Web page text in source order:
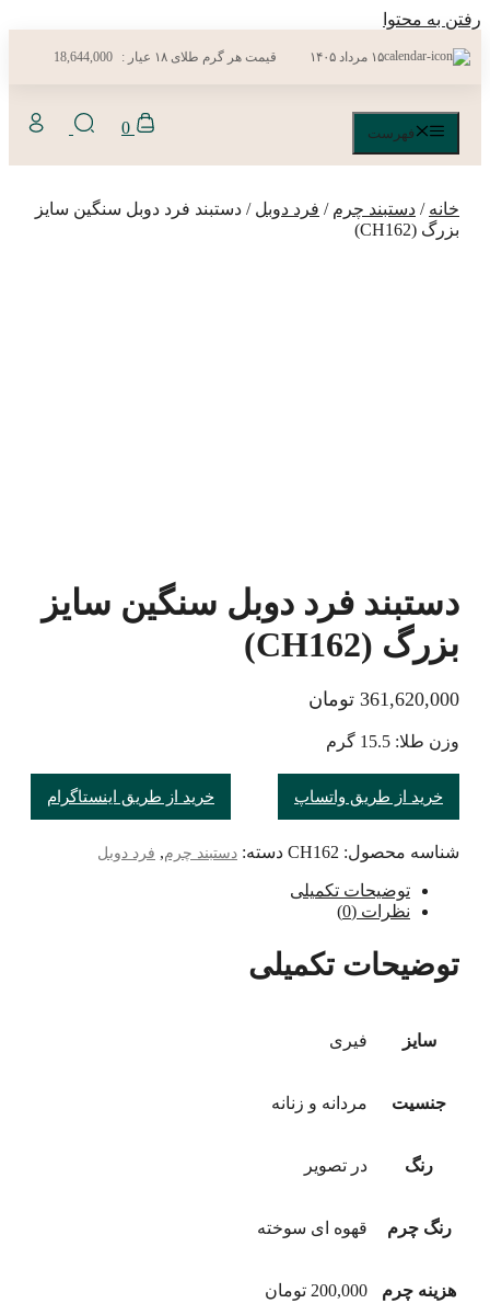
رفتن به محتوا
۱۵ مرداد ۱۴۰۵ قیمت هر گرم طلای ۱۸ عیار : 18,644,000
0 فهرست
خانه / دستبند چرم / فرد دوبل / دستبند فرد دوبل سنگین سایز
بزرگ (CH162)
دستبند فرد دوبل سنگین سایز
بزرگ (CH162)
361,620,000 تومان
وزن طلا: 15.5 گرم
خرید از طریق واتساپ خرید از طریق اینستاگرام
شناسه محصول: CH162 دسته: دستبند چرم, فرد دوبل
توضیحات تکمیلی
نظرات (0)
توضیحات تکمیلی
سایز فیری
جنسیت مردانه و زنانه
رنگ در تصویر
رنگ چرم قهوه ای سوخته
هزینه چرم 200,000 تومان